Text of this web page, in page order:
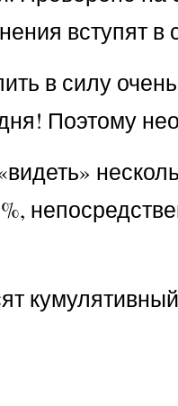
вступят в
в силу
Поэтому